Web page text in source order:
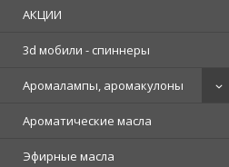
АКЦИИ
3d мобили - спиннеры
Аромалампы, аромакулоны
Ароматические масла
Эфирные масла